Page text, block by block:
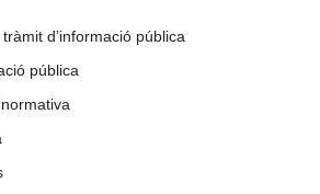
d’informació pública
pública